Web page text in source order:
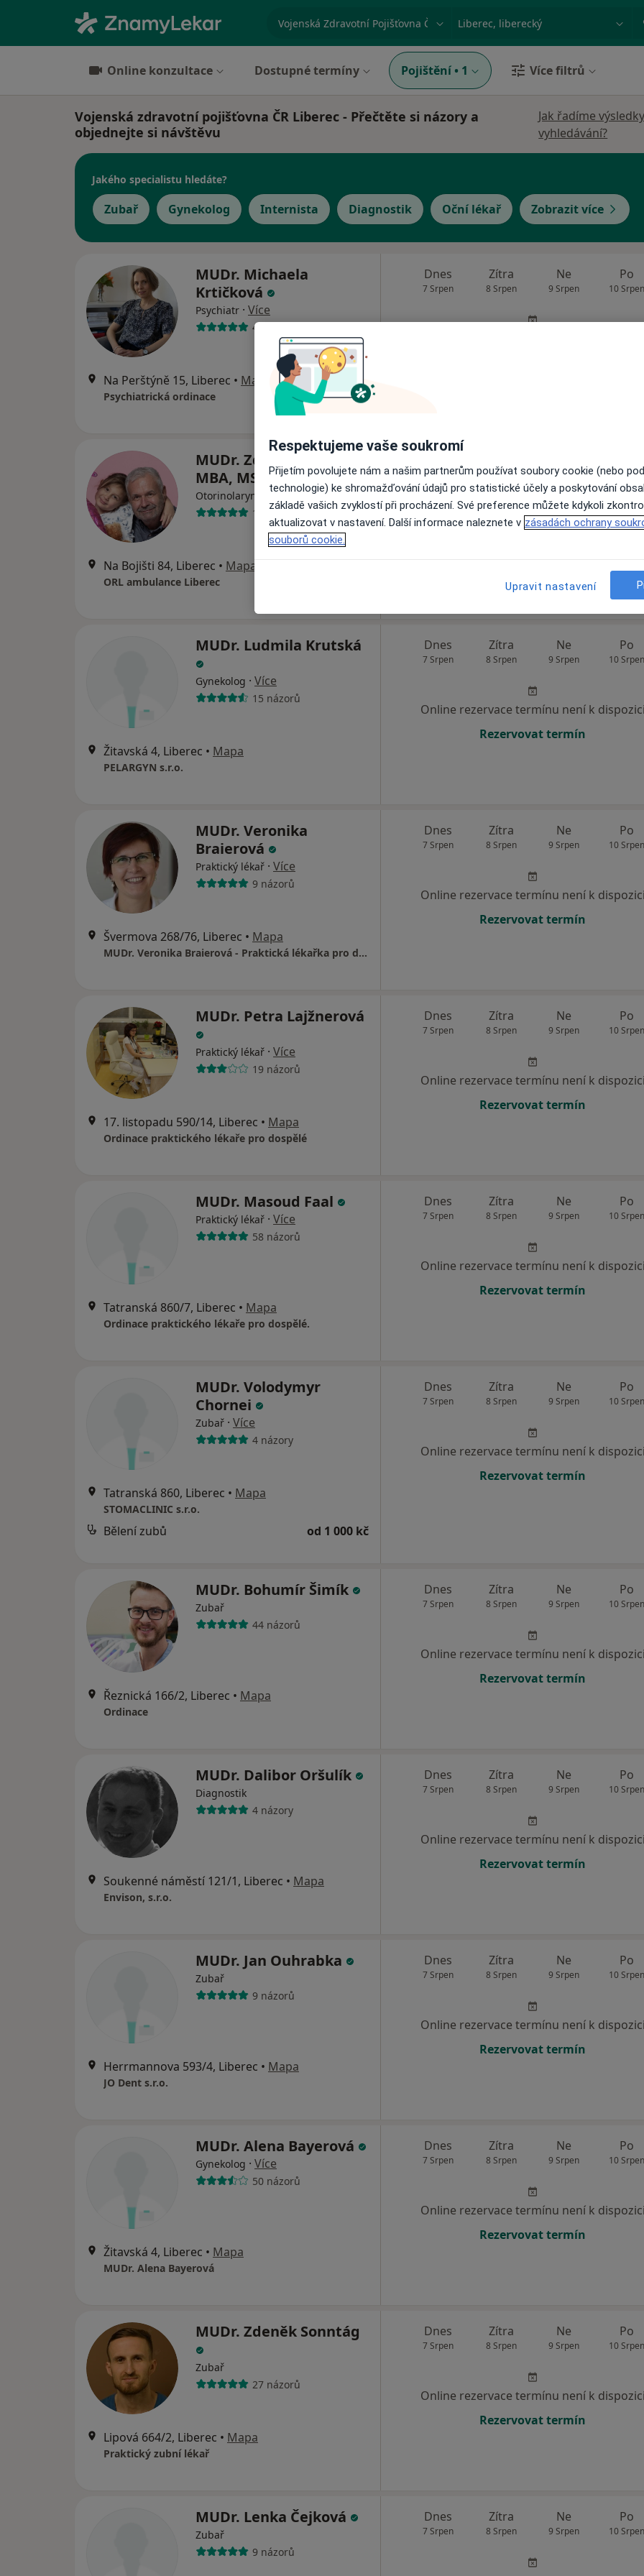
specializace, nemoc nebo příjmení Město nebo region
Online konzultace Dostupné termíny Pojištění • 1 Více filtrů
Vojenská zdravotní pojišťovna ČR Liberec - Přečtěte si názory a
objednejte si návštěvu
Jak řadíme výsledky
vyhledávání?
Jakého specialistu hledáte?
Zubař Gynekolog Internista Diagnostik Oční lékař Zobrazit více
MUDr. Michaela
Krtičková
Psychiatr · Více
41 názorů
Na Perštýně 15, Liberec • Mapa
Psychiatrická ordinace
Dnes
7 Srpen
Zítra
8 Srpen
Ne
9 Srpen
Po
10 Srpen
MUDr. Zdeněk Kubr
MBA, MSc
Otorinolaryngolog·Více
12 názorů
Na Bojišti 84, Liberec • Mapa
ORL ambulance Liberec
7 Srpen 8 Srpen 9 Srpen 10
Online rezervace termínu není k
MUDr. Ludmila Krutská
Gynekolog · Více
15 názorů
Žitavská 4, Liberec • Mapa
PELARGYN s.r.o.
Dnes
7 Srpen
Zítra
8 Srpen
Ne
9 Srpen
Po
10 Srpen
Online rezervace termínu není k dispozici
Rezervovat termín
MUDr. Veronika
Braierová
Praktický lékař · Více
9 názorů
Švermova 268/76, Liberec • Mapa
MUDr. Veronika Braierová - Praktická lékařka pro dospělé
Dnes
7 Srpen
Zítra
8 Srpen
Ne
9 Srpen
Po
10 Srpen
Online rezervace termínu není k dispozici
Rezervovat termín
MUDr. Petra Lajžnerová
Praktický lékař · Více
19 názorů
17. listopadu 590/14, Liberec • Mapa
Ordinace praktického lékaře pro dospělé
Dnes
7 Srpen
Zítra
8 Srpen
Ne
9 Srpen
Po
10 Srpen
Online rezervace termínu není k dispozici
Rezervovat termín
MUDr. Masoud Faal
Praktický lékař · Více
58 názorů
Tatranská 860/7, Liberec • Mapa
Ordinace praktického lékaře pro dospělé.
Dnes
7 Srpen
Zítra
8 Srpen
Ne
9 Srpen
Po
10 Srpen
Online rezervace termínu není k dispozici
Rezervovat termín
MUDr. Volodymyr
Chornei
Zubař · Více
4 názory
Tatranská 860, Liberec • Mapa
STOMACLINIC s.r.o.
Bělení zubů od 1 000 kč
Dnes
7 Srpen
Zítra
8 Srpen
Ne
9 Srpen
Po
10 Srpen
Online rezervace termínu není k dispozici
Rezervovat termín
MUDr. Bohumír Šimík
Zubař
44 názorů
Řeznická 166/2, Liberec • Mapa
Ordinace
Dnes
7 Srpen
Zítra
8 Srpen
Ne
9 Srpen
Po
10 Srpen
Online rezervace termínu není k dispozici
Rezervovat termín
MUDr. Dalibor Oršulík
Diagnostik
4 názory
Soukenné náměstí 121/1, Liberec • Mapa
Envison, s.r.o.
Dnes
7 Srpen
Zítra
8 Srpen
Ne
9 Srpen
Po
10 Srpen
Online rezervace termínu není k dispozici
Rezervovat termín
MUDr. Jan Ouhrabka
Zubař
9 názorů
Herrmannova 593/4, Liberec • Mapa
JO Dent s.r.o.
Dnes
7 Srpen
Zítra
8 Srpen
Ne
9 Srpen
Po
10 Srpen
Online rezervace termínu není k dispozici
Rezervovat termín
MUDr. Alena Bayerová
Gynekolog · Více
50 názorů
Žitavská 4, Liberec • Mapa
MUDr. Alena Bayerová
Dnes
7 Srpen
Zítra
8 Srpen
Ne
9 Srpen
Po
10 Srpen
Online rezervace termínu není k dispozici
Rezervovat termín
MUDr. Zdeněk Sonntág
Zubař
27 názorů
Lipová 664/2, Liberec • Mapa
Praktický zubní lékař
Dnes
7 Srpen
Zítra
8 Srpen
Ne
9 Srpen
Po
10 Srpen
Online rezervace termínu není k dispozici
Rezervovat termín
MUDr. Lenka Čejková
Zubař
9 názorů
Dnes
7 Srpen
Zítra
8 Srpen
Ne
9 Srpen
Po
10 Srpen
Respektujeme vaše soukromí
Přijetím povolujete nám a našim partnerům používat soubory cookie (nebo
technologie) ke shromažďování údajů pro statistické účely a poskytování
základě vašich zvyklostí při procházení. Své preference můžete kdykoli
aktualizovat v nastavení. Další informace naleznete v zásadách ochrany
souborů cookie.
Upravit nastavení